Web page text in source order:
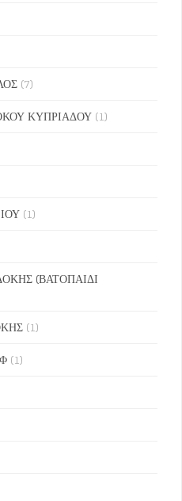
(7)
ΚΥΠΡΙΑΔΟΥ (1)
(1)
(ΒΑΤΟΠΑΙΔΙ
(1)
(1)